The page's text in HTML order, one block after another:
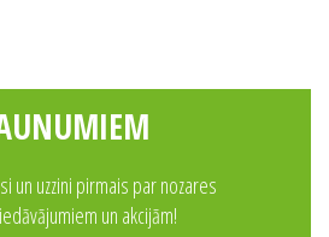
un uzzini pirmais par nozares
un akcijām!